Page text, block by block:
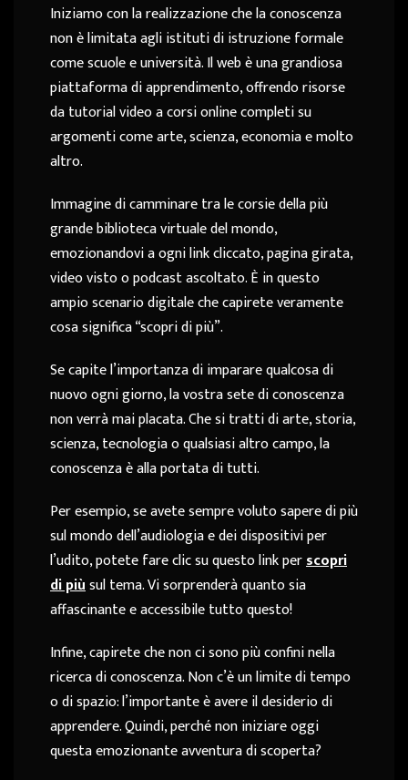
Iniziamo con la realizzazione che la conoscenza
non è limitata agli istituti di istruzione formale
come scuole e università. Il web è una grandiosa
piattaforma di apprendimento, offrendo risorse
da tutorial video a corsi online completi su
argomenti come arte, scienza, economia e molto
altro.
Immagine di camminare tra le corsie della più
grande biblioteca virtuale del mondo,
emozionandovi a ogni link cliccato, pagina girata,
video visto o podcast ascoltato. È in questo
ampio scenario digitale che capirete veramente
cosa significa “scopri di più”.
Se capite l’importanza di imparare qualcosa di
nuovo ogni giorno, la vostra sete di conoscenza
non verrà mai placata. Che si tratti di arte, storia,
scienza, tecnologia o qualsiasi altro campo, la
conoscenza è alla portata di tutti.
Per esempio, se avete sempre voluto sapere di più
sul mondo dell’audiologia e dei dispositivi per
l’udito, potete fare clic su questo link perscopri
di piùsul tema. Vi sorprenderà quanto sia
affascinante e accessibile tutto questo!
Infine, capirete che non ci sono più confini nella
ricerca di conoscenza. Non c’è un limite di tempo
o di spazio: l’importante è avere il desiderio di
apprendere. Quindi, perché non iniziare oggi
questa emozionante avventura di scoperta?